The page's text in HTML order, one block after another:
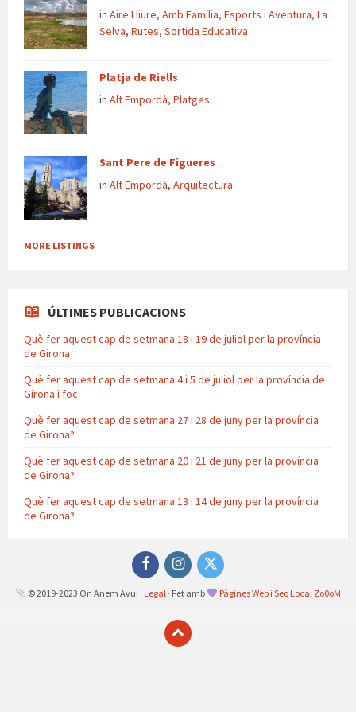
in Aire Lliure, Amb Família, Esports i Aventura, La
Selva, Rutes, Sortida Educativa
Platja de Riells
in Alt Empordà, Platges
Sant Pere de Figueres
in Alt Empordà, Arquitectura
MORE LISTINGS
ÚLTIMES PUBLICACIONS
Què fer aquest cap de setmana 18 i 19 de juliol per la província
de Girona
Què fer aquest cap de setmana 4 i 5 de juliol per la província de
Girona i foc
Què fer aquest cap de setmana 27 i 28 de juny per la província
de Girona?
Què fer aquest cap de setmana 20 i 21 de juny per la província
de Girona?
Què fer aquest cap de setmana 13 i 14 de juny per la província
de Girona?
FacebookInstagramTwitter
© 2019-2023 On Anem Avui · Legal · Fet amb Pàgines Web i Seo Local Zo0oM